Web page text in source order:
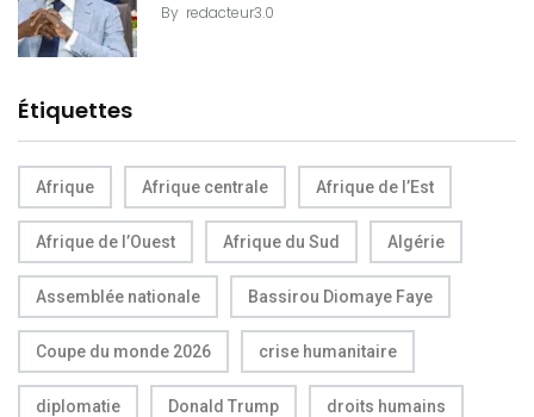
By redacteur3.0
Étiquettes
Afrique Afrique centrale Afrique de l’Est
Afrique de l’Ouest Afrique du Sud Algérie
Assemblée nationale Bassirou Diomaye Faye
Coupe du monde 2026 crise humanitaire
diplomatie Donald Trump droits humains